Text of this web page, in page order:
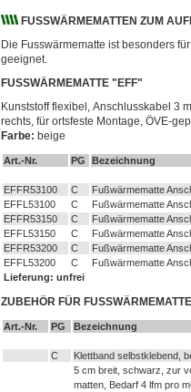
FUSSWÄRMEMATTEN ZUM
Die Fusswärmematte ist besonders
geeignet.
FUSSWÄRMEMATTE "EFF"
Kunststoff flexibel, Anschlusskabel 3
rechts, für ortsfeste Montage, ÖVE-
Farbe: beige
Art.-Nr. PG Bezeichnung
EFFR53100 C
Fußwärmematte
EFFL53100
C
Fußwärmematte
EFFR53150
C
Fußwärmematte
EFFL53150
C
Fußwärmematte
EFFR53200
C
Fußwärmematte
EFFL53200
C
Fußwärmematte
Lieferung: unfrei
ZUBEHÖR FÜR
Art.-Nr. PG Bezeichnung
C
Klettband selbstklebend,
5 cm breit, schwarz, zur
matten, Bedarf 4 lfm pro